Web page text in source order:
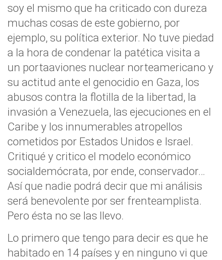
soy el mismo que ha criticado con dureza
muchas cosas de este gobierno, por
ejemplo, su política exterior. No tuve piedad
a la hora de condenar la patética visita a
un portaaviones nuclear norteamericano y
su actitud ante el genocidio en Gaza, los
abusos contra la flotilla de la libertad, la
invasión a Venezuela, las ejecuciones en el
Caribe y los innumerables atropellos
cometidos por Estados Unidos e Israel.
Critiqué y critico el modelo económico
socialdemócrata, por ende, conservador…
Así que nadie podrá decir que mi análisis
será benevolente por ser frenteamplista.
Pero ésta no se las llevo.
Lo primero que tengo para decir es que he
habitado en 14 países y en ninguno vi que